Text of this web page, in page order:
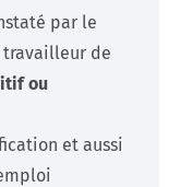
par le
travailleur de
ou
et aussi